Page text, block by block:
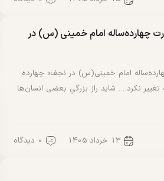
چهارده‌ساله امام خمینی (س) در
امام خمینی(س) در نجف» چهارده
نکرد…. شاید راز بزرگیِ بعضی انسان‌ها
13 خرداد 1405 0 دیدگاه